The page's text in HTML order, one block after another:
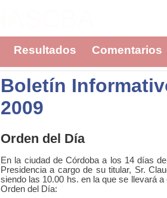
Resultados Comentarios
Boletín
2009
Orden del Día
En la ciudad de Córdoba a los 14 días
Presidencia a cargo de su titular, Sr.
siendo las 10.00 hs. en la que se llevará
Orden del Día: